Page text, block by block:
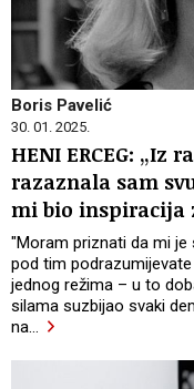
Boris Pavelić
30. 01. 2025.
HENI ERCEG: „Iz
razaznala sam
mi bio inspiracija
"Moram priznati da mi
pod tim
jednog režima – u to
silama suzbijao svaki
na…